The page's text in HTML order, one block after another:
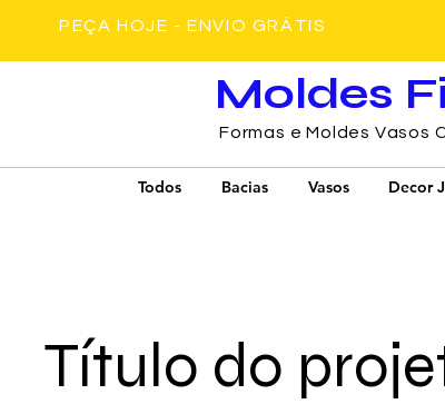
PEÇA HOJE - ENVIO GRÁTIS
Todos Bacias Vasos Decor
Moldes
Formas e Moldes Vasos
Título do